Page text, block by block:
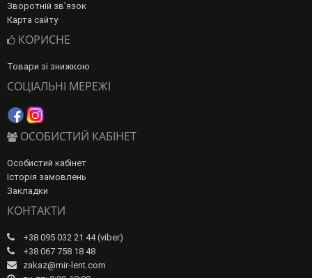
Зворотній зв’язок
Карта сайту
КОРИСНЕ
Товари зі знижкою
СОЦІАЛЬНІ МЕРЕЖІ
ОСОБИСТИЙ КАБІНЕТ
Особистий кабінет
Історія замовлень
Закладки
КОНТАКТИ
+38 095 032 21 44 (viber)
+38 067 758 18 48
zakaz@mir-lent.com